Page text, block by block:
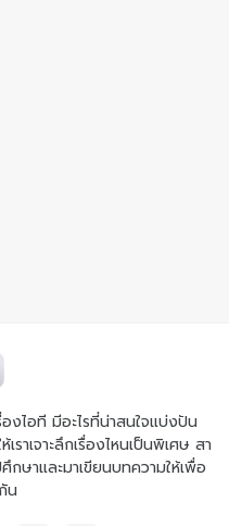
งไอที มีอะไรที่น่าสนใจแบ่งปัน
ราเจาะลึกเรื่องไหนเป็นพิเศษ สา
กษาและมาเขียนบทความให้เพื่อ
น